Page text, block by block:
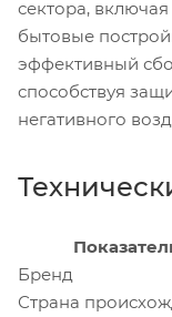
сектора,
бытовые
эффективный
способствуя
негативного
Бренд
Страна